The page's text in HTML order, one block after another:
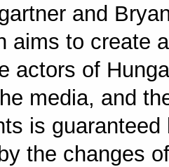
and
aims to create
actors of
media, and
is
the changes